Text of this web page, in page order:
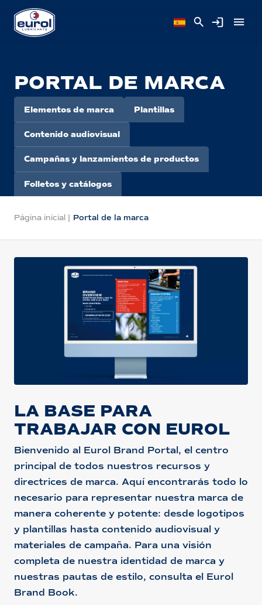
PORTAL DE MARCA
Elementos de marca Plantillas
Contenido audiovisual
Campañas y lanzamientos de productos
Folletos y catálogos
Página inicial | Portal de la marca
LA BASE PARA
TRABAJAR CON EUROL
Bienvenido al Eurol Brand Portal, el centro
principal de todos nuestros recursos y
directrices de marca. Aquí encontrarás todo lo
necesario para representar nuestra marca de
manera coherente y potente: desde logotipos
y plantillas hasta contenido audiovisual y
materiales de campaña. Para una visión
completa de nuestra identidad de marca y
nuestras pautas de estilo, consulta el Eurol
Brand Book.